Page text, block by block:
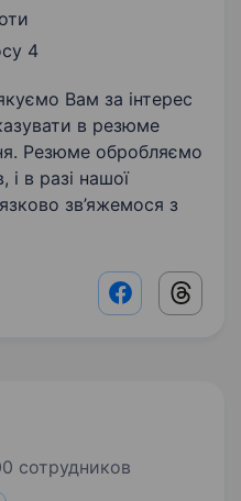
4
Вам за інтерес
в резюме
Резюме обробляємо
і в разі нашої
зв’яжемося з
Facebook
сотрудников